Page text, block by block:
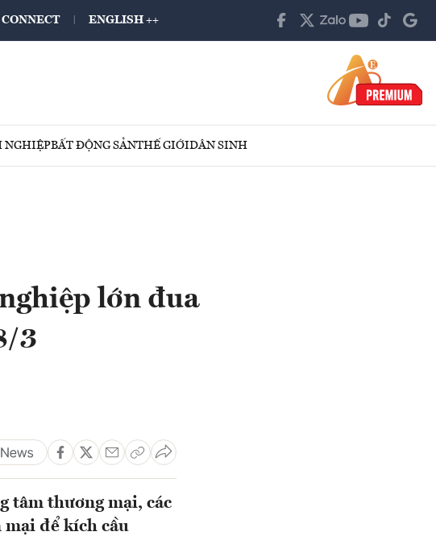
ENGLISH ++
NGHIỆPBẤT ĐỘNG SẢNTHẾ GIỚIDÂN SINH
lớn đua
3
tâm thương mại, các
để kích cầu